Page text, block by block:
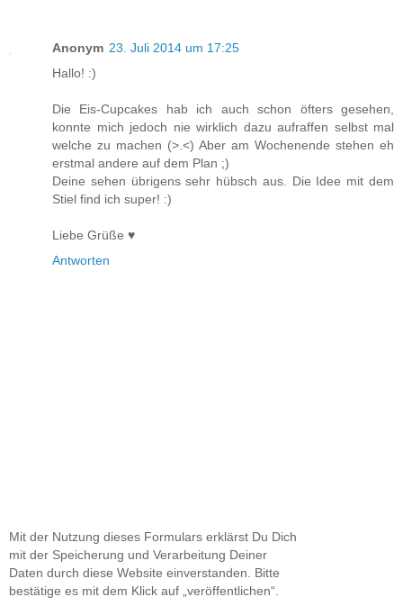
Anonym 23. Juli 2014 um 17:25
Hallo! :)
Die Eis-Cupcakes hab ich auch schon öfters gesehen,
konnte mich jedoch nie wirklich dazu aufraffen selbst mal
welche zu machen (>.<) Aber am Wochenende stehen eh
erstmal andere auf dem Plan ;)
Deine sehen übrigens sehr hübsch aus. Die Idee mit dem
Stiel find ich super! :)
Liebe Grüße ♥
Antworten
Mit der Nutzung dieses Formulars erklärst Du Dich
mit der Speicherung und Verarbeitung Deiner
Daten durch diese Website einverstanden. Bitte
bestätige es mit dem Klick auf „veröffentlichen“.